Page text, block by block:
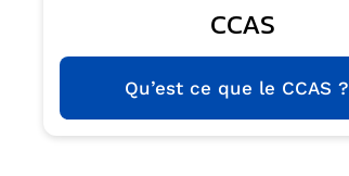
CCAS
Qu’est ce que le CCAS ?